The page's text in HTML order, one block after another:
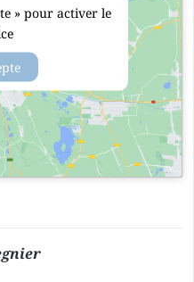
» pour activer le